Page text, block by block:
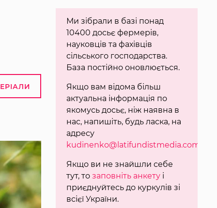
Ми зібрали в базі понад
10400 досьє фермерів,
науковців та фахівців
сільського господарства.
База постійно оновлюється.
Якщо вам відома більш
актуальна інформація по
якомусь досьє, ніж наявна в
нас, напишіть, будь ласка, на
адресу
kudinenko@latifundistmedia.com
Якщо ви не знайшли себе
тут, то заповніть анкетуі
приєднуйтесь до куркулів зі
всієї України.